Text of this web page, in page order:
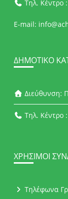
Τηλ. Κέντρο
E-mail:
ΔΗΜΟΤΙΚΌ
Διεύθυνση:
Τηλ. Κέντρο
ΧΡΉΣΙΜΟΙ
Τηλέφωνα